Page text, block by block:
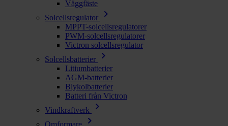
Väggfäste
Solcellsregulator
chevron_right
MPPT-solcellsregulatorer
PWM-solcellsregulatorer
Victron solcellsregulator
Solcellsbatterier
chevron_right
Litiumbatterier
AGM-batterier
Blykolbatterier
Batteri från Victron
Vindkraftverk
chevron_right
Omformare chevron_right